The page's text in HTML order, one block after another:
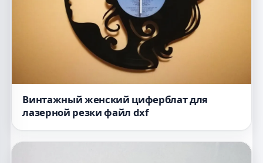
Винтажный женский циферблат для
лазерной резки файл dxf